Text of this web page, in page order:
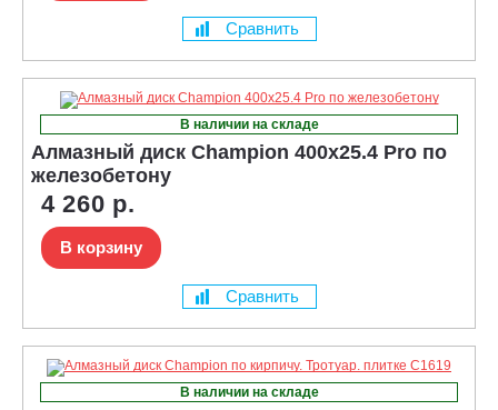
Сравнить
В наличии на складе
Алмазный диск Champion 400x25.4 Pro по
железобетону
4 260 р.
В корзину
Сравнить
В наличии на складе